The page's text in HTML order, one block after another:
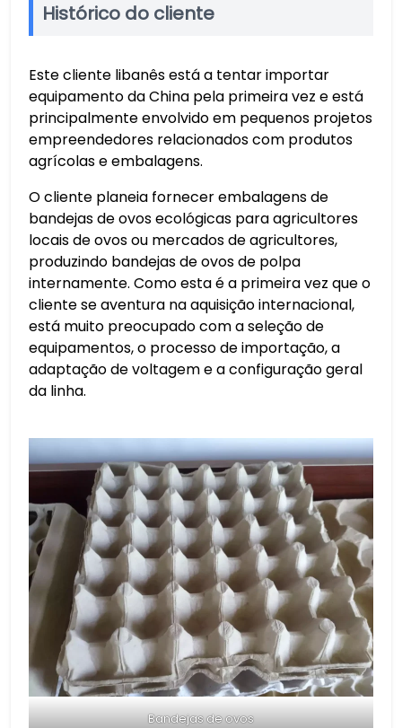
Histórico do cliente
Este cliente libanês está a tentar importar
equipamento da China pela primeira vez e está
principalmente envolvido em pequenos projetos
empreendedores relacionados com produtos
agrícolas e embalagens.
O cliente planeia fornecer embalagens de
bandejas de ovos ecológicas para agricultores
locais de ovos ou mercados de agricultores,
produzindo bandejas de ovos de polpa
internamente. Como esta é a primeira vez que o
cliente se aventura na aquisição internacional,
está muito preocupado com a seleção de
equipamentos, o processo de importação, a
adaptação de voltagem e a configuração geral
da linha.
Bandejas de ovos